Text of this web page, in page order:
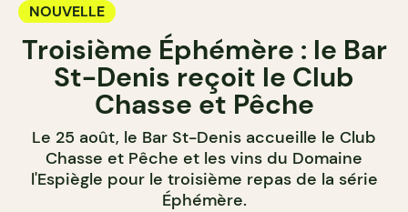
NOUVELLE
Troisième Éphémère : le Bar
St-Denis reçoit le Club
Chasse et Pêche
Le 25 août, le Bar St-Denis accueille le Club
Chasse et Pêche et les vins du Domaine
l'Espiègle pour le troisième repas de la série
Éphémère.